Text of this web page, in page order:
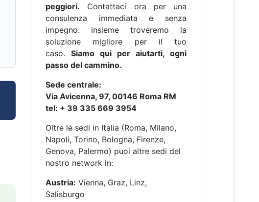
peggiori. Contattaci ora per una
consulenza immediata e senza
impegno: insieme troveremo la
soluzione migliore per il tuo
caso. Siamo qui per aiutarti, ogni
passo del cammino.
Sede centrale:
Via Avicenna, 97, 00146 Roma RM
tel: + 39 335 669 3954
Oltre le sedi in Italia (Roma, Milano,
Napoli, Torino, Bologna, Firenze,
Genova, Palermo) puoi altre sedi del
nostro network in:
Austria: Vienna, Graz, Linz,
Salisburgo